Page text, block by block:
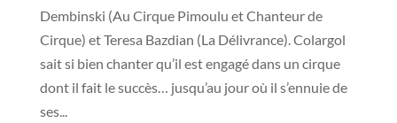
Dembinski (Au Cirque Pimoulu et Chanteur de
Cirque) et Teresa Bazdian (La Délivrance). Colargol
sait si bien chanter qu’il est engagé dans un cirque
dont il fait le succès… jusqu’au jour où il s’ennuie de
ses...